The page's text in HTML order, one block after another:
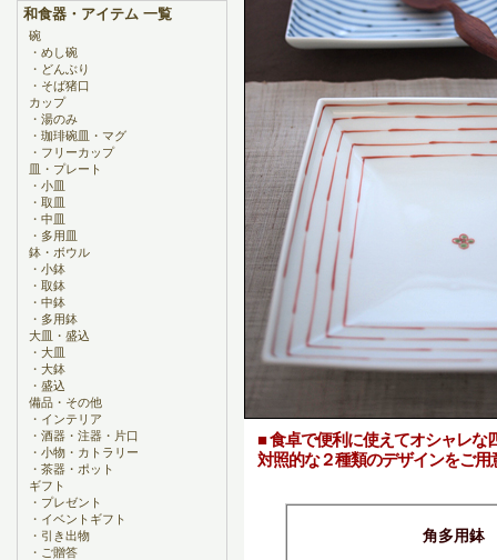
■ 食卓で便利に使えてオシャレな
対照的な２種類のデザインをご用
角多用鉢
和食器・アイテム 一覧
碗
・ めし碗
・ どんぶり
・ そば猪口
カップ
・ 湯のみ
・ 珈琲碗皿・マグ
・ フリーカップ
皿・プレート
・ 小皿
・ 取皿
・ 中皿
・ 多用皿
鉢・ボウル
・ 小鉢
・ 取鉢
・ 中鉢
・ 多用鉢
大皿・盛込
・ 大皿
・ 大鉢
・ 盛込
備品・その他
・ インテリア
・ 酒器・注器・片口
・ 小物・カトラリー
・ 茶器・ポット
ギフト
・ プレゼント
・ イベントギフト
・ 引き出物
・ ご贈答